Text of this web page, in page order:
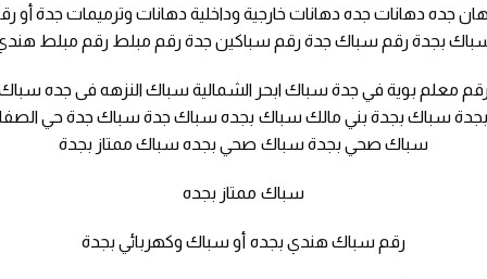
جده دهانات جده دهانات خارجية وداخلية دهانات وترميمات جدة أو
بجدة رقم سباك جدة رقم سباكين جدة رقم مبلط رقم مبلط
معلم بوية في جدة سباك ابحر الشمالية سباك النزهه فى جده
بجدة سباك بجدة بني مالك سباك بجده سباك جدة سباك جدة حي الصفا
سباك صحي بجدة سباك صحي بجده سباك ممتاز بجدة
سباك ممتاز بجده
رقم سباك هندي بجده أو سباك وكهربائي بجدة